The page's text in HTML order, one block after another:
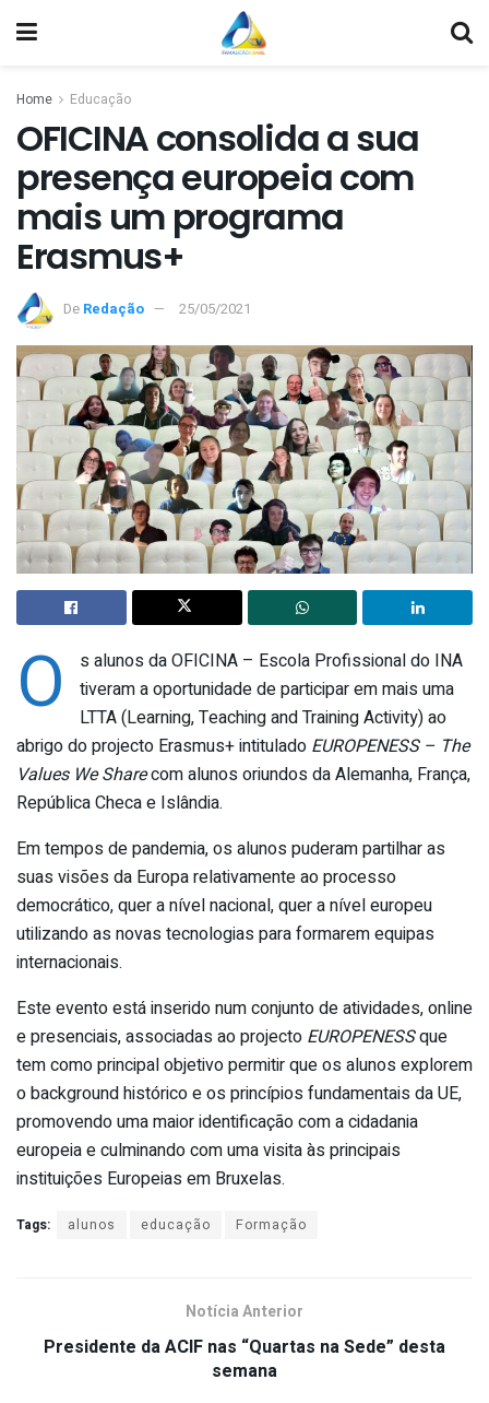
Home Educação
OFICINA consolida a sua
presença europeia com
mais um programa
Erasmus+
De Redação 25/05/2021
O
s alunos da OFICINA – Escola Profissional do INA
tiveram a oportunidade de participar em mais uma
LTTA (Learning, Teaching and Training Activity) ao
abrigo do projecto Erasmus+ intitulado EUROPENESS – The
Values We Sharecom alunos oriundos da Alemanha, França,
República Checa e Islândia.
Em tempos de pandemia, os alunos puderam partilhar as
suas visões da Europa relativamente ao processo
democrático, quer a nível nacional, quer a nível europeu
utilizando as novas tecnologias para formarem equipas
internacionais.
Este evento está inserido num conjunto de atividades, online
e presenciais, associadas ao projecto EUROPENESSque
tem como principal objetivo permitir que os alunos explorem
o background histórico e os princípios fundamentais da UE,
promovendo uma maior identificação com a cidadania
europeia e culminando com uma visita às principais
instituições Europeias em Bruxelas.
Tags: alunos educação Formação
Notícia Anterior
Presidente da ACIF nas “Quartas na Sede” desta
semana